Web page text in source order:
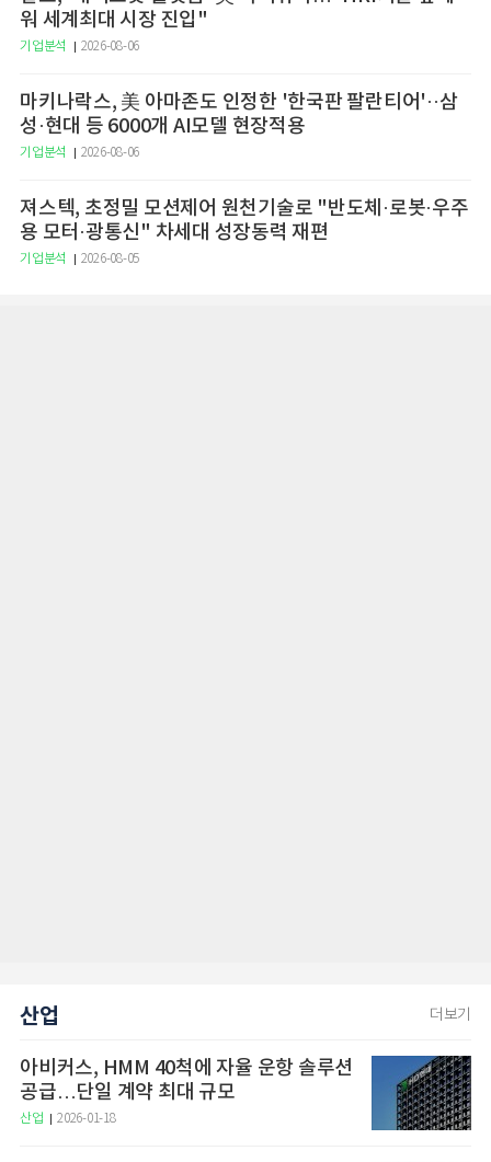
워 세계최대 시장 진입"
기업분석 2026-08-06
마키나락스, 美 아마존도 인정한 '한국판 팔란티어'··삼
성·현대 등 6000개 AI모델 현장적용
기업분석 2026-08-06
져스텍, 초정밀 모션제어 원천기술로 "반도체·로봇·우주
용 모터·광통신" 차세대 성장동력 재편
기업분석 2026-08-05
산업 더보기
아비커스, HMM 40척에 자율 운항 솔루션
공급…단일 계약 최대 규모
산업 2026-01-18